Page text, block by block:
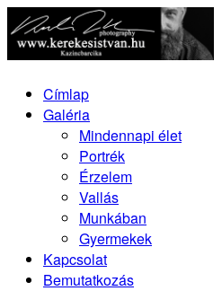
Címlap
Galéria
Mindennapi élet
Portrék
Érzelem
Vallás
Munkában
Gyermekek
Kapcsolat
Bemutatkozás